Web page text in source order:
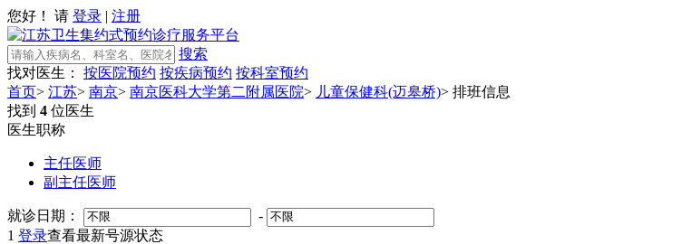
您好！ 请 登录 | 注册
搜索
找对医生：
按医院预约 按疾病预约 按科室预约
首页> 江苏> 南京> 南京医科大学第二附属医院> 儿童保健科(迈皋桥)> 排班信息
找到 4 位医生
医生职称
主任医师
副主任医师
就诊日期：
-
1 登录查看最新号源状态